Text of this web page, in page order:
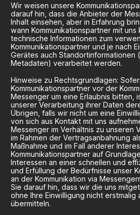
Wir weisen unsere
darauf hin, dass die Anbieter der
Inhalt einsehen, aber in Erfahrung
wann Kommunikationspartner mit
technische Informationen zum
Kommunikationspartner und je nach
Gerätes auch Standortinformationen
Metadaten) verarbeitet werden.
Hinweise zu Rechtsgrundlagen:
Kommunikationspartner vor der
Messenger um eine Erlaubnis bitten,
unserer Verarbeitung ihrer Daten
Übrigen, falls wir nicht um eine
von sich aus Kontakt mit uns
Messenger im Verhältnis zu unseren
im Rahmen der Vertragsanbahnung
Maßnahme und im Fall anderer
Kommunikationspartner auf
Interessen an einer schnellen und
und Erfüllung der Bedürfnisse unser
an der Kommunikation via
Sie darauf hin, dass wir die uns
ohne Ihre Einwilligung nicht erstmalig
übermitteln.